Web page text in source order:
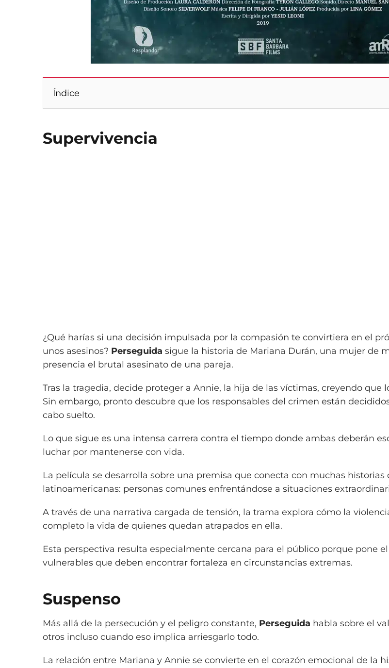
Índice
Supervivencia
¿Qué harías si una decisión impulsada por la compasión te convirtiera en el
unos asesinos? Perseguida sigue la historia de Mariana Durán, una mujer de
presencia el brutal asesinato de una pareja.
Tras la tragedia, decide proteger a Annie, la hija de las víctimas, creyendo que
Sin embargo, pronto descubre que los responsables del crimen están
cabo suelto.
Lo que sigue es una intensa carrera contra el tiempo donde ambas deberán
luchar por mantenerse con vida.
La película se desarrolla sobre una premisa que conecta con muchas historias
latinoamericanas: personas comunes enfrentándose a situaciones
A través de una narrativa cargada de tensión, la trama explora cómo la
completo la vida de quienes quedan atrapados en ella.
Esta perspectiva resulta especialmente cercana para el público porque pone
vulnerables que deben encontrar fortaleza en circunstancias extremas.
Suspenso
Más allá de la persecución y el peligro constante, Perseguida habla sobre el
otros incluso cuando eso implica arriesgarlo todo.
La relación entre Mariana y Annie se convierte en el corazón emocional de la